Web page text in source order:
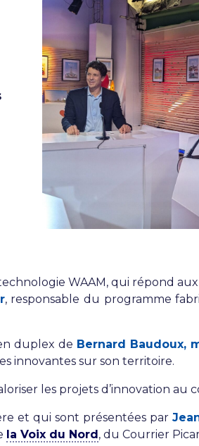
WAAM, qui répond
, responsable du programme
duplex de Bernard Baudoux,
innovantes sur son territoire.
les projets d’innovation au
et qui sont présentées par
la Voix du Nord, du Courrier